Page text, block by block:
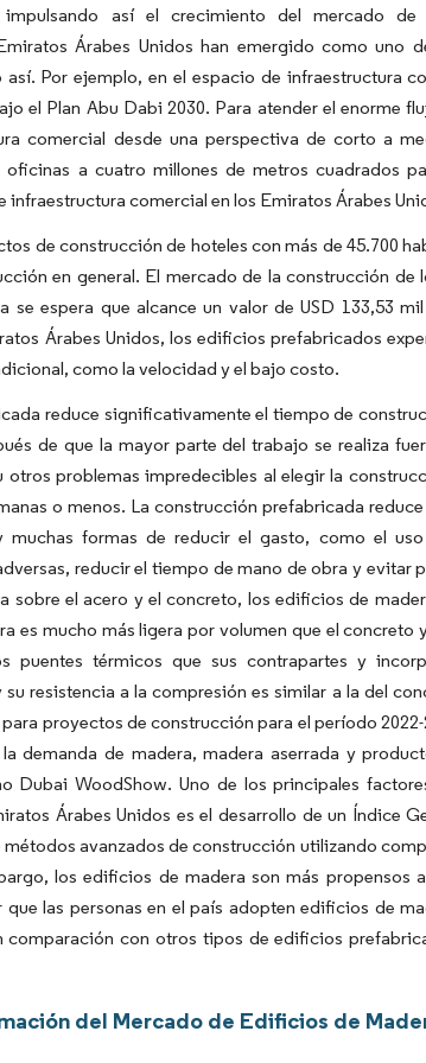
impulsando así el crecimiento del mercado
Árabes Unidos han emergido como
Por ejemplo, en el espacio de infraestructura
el Plan Abu Dabi 2030. Para atender el enorme
comercial desde una perspectiva de corto a
a cuatro millones de metros cuadrados
comercial en los Emiratos Árabes
de construcción de hoteles con más de 45.700
en general. El mercado de la construcción de
se espera que alcance un valor de USD 133,53
Árabes Unidos, los edificios prefabricados
como la velocidad y el bajo costo.
reduce significativamente el tiempo de
de que la mayor parte del trabajo se realiza
otros problemas impredecibles al elegir la
o menos. La construcción prefabricada
muchas formas de reducir el gasto, como el
reducir el tiempo de mano de obra y evitar
sobre el acero y el concreto, los edificios de
es mucho más ligera por volumen que el
puentes térmicos que sus contrapartes y
resistencia a la compresión es similar a la del
proyectos de construcción para el período
demanda de madera, madera aserrada y
Dubai WoodShow. Uno de los principales
Árabes Unidos es el desarrollo de un Índice
avanzados de construcción utilizando
los edificios de madera son más propensos
las personas en el país adopten edificios de
comparación con otros tipos de edificios
del Mercado de Edificios de